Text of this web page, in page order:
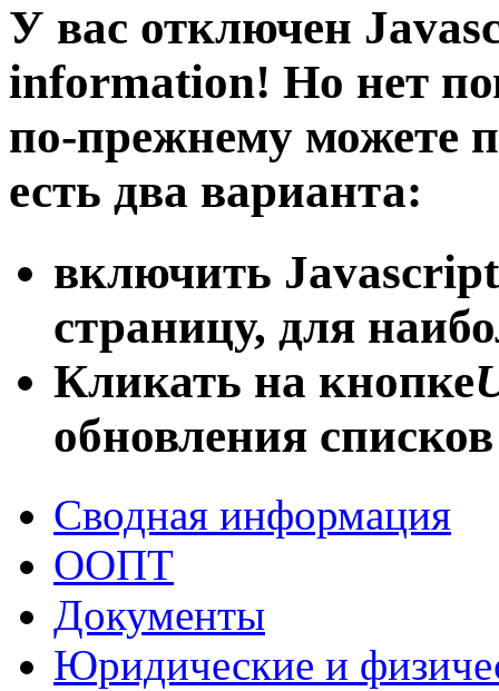
У вас отключен
information! Но нет
по-прежнему можете
есть два варианта:
включить Javascript
страницу, для
Кликать на кнопке
обновления
Сводная информация
ООПТ
Документы
Юридические и